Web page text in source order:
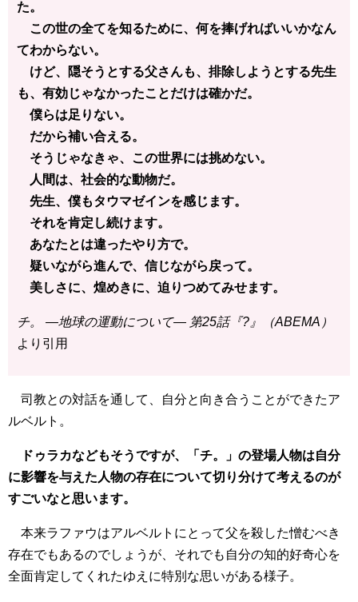
た。
この世の全てを知るために、何を捧げればいいかなん
てわからない。
けど、隠そうとする父さんも、排除しようとする先生
も、有効じゃなかったことだけは確かだ。
僕らは足りない。
だから補い合える。
そうじゃなきゃ、この世界には挑めない。
人間は、社会的な動物だ。
先生、僕もタウマゼインを感じます。
それを肯定し続けます。
あなたとは違ったやり方で。
疑いながら進んで、信じながら戻って。
美しさに、煌めきに、迫りつめてみせます。
チ。 ―地球の運動について― 第25話『?』（ABEMA）
より引用
司教との対話を通して、自分と向き合うことができたア
ルベルト。
ドゥラカなどもそうですが、「チ。」の登場人物は自分
に影響を与えた人物の存在について切り分けて考えるのが
すごいなと思います。
本来ラファウはアルベルトにとって父を殺した憎むべき
存在でもあるのでしょうが、それでも自分の知的好奇心を
全面肯定してくれたゆえに特別な思いがある様子。